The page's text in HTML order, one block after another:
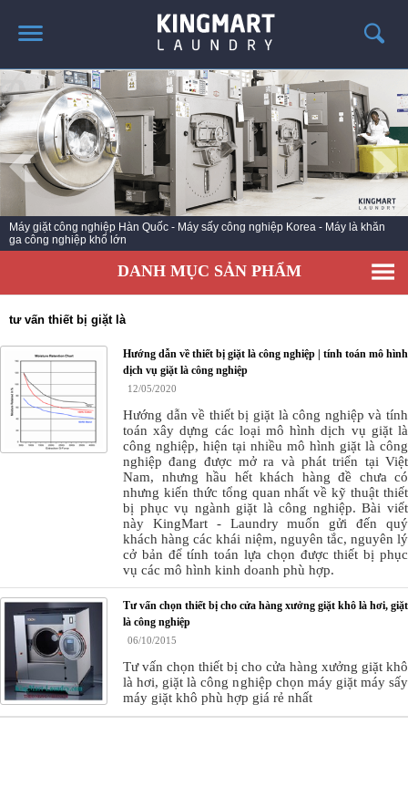
TRANG CHỦ
GIỚI THIỆU
SẢN PHẨM
TIN TỨC GIẶT LÀ
CÔNG TRÌNH TRIỂN KHAI
LIÊN HỆ
Máy giặt công nghiệp Hàn Quốc - Máy sấy công nghiệp Korea - Máy là khăn
ga công nghiệp khổ lớn
DANH MỤC SẢN PHẨM
tư vấn thiết bị giặt là
Hướng dẫn về thiết bị giặt là công nghiệp | tính toán mô hình
dịch vụ giặt là công nghiệp
12/05/2020
Hướng dẫn về thiết bị giặt là công nghiệp và tính
toán xây dựng các loại mô hình dịch vụ giặt là
công nghiệp, hiện tại nhiều mô hình giặt là công
nghiệp đang được mở ra và phát triển tại Việt
Nam, nhưng hầu hết khách hàng đề chưa có
nhưng kiến thức tổng quan nhất về kỹ thuật thiết
bị phục vụ ngành giặt là công nghiệp. Bài viết
này KingMart - Laundry muốn gửi đến quý
khách hàng các khái niệm, nguyên tắc, nguyên lý
cở bản để tính toán lựa chọn được thiết bị phục
vụ các mô hình kinh doanh phù hợp.
Tư vấn chọn thiết bị cho cửa hàng xưởng giặt khô là hơi, giặt
là công nghiệp
06/10/2015
Tư vấn chọn thiết bị cho cửa hàng xưởng giặt khô
là hơi, giặt là công nghiệp chọn máy giặt máy sấy
máy giặt khô phù hợp giá rẻ nhất